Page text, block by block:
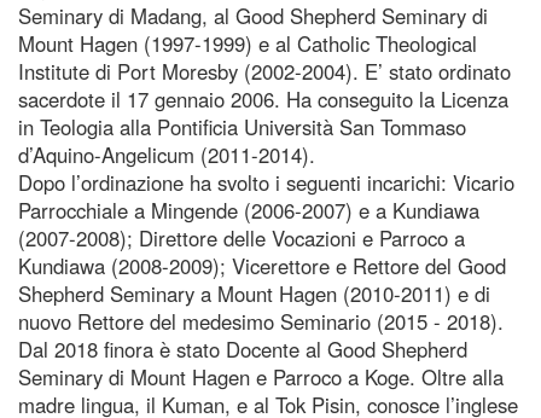
Seminary di Madang, al Good Shepherd Seminary di
Mount Hagen (1997-1999) e al Catholic Theological
Institute di Port Moresby (2002-2004). E’ stato ordinato
sacerdote il 17 gennaio 2006. Ha conseguito la Licenza
in Teologia alla Pontificia Università San Tommaso
d’Aquino-Angelicum (2011-2014).
Dopo l’ordinazione ha svolto i seguenti incarichi: Vicario
Parrocchiale a Mingende (2006-2007) e a Kundiawa
(2007-2008); Direttore delle Vocazioni e Parroco a
Kundiawa (2008-2009); Vicerettore e Rettore del Good
Shepherd Seminary a Mount Hagen (2010-2011) e di
nuovo Rettore del medesimo Seminario (2015 - 2018).
Dal 2018 finora è stato Docente al Good Shepherd
Seminary di Mount Hagen e Parroco a Koge. Oltre alla
madre lingua, il Kuman, e al Tok Pisin, conosce l’inglese